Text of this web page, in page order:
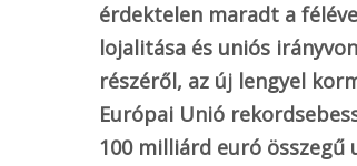
érdektelen maradt a
lojalitása és uniós
részéről, az új lengyel
Európai Unió
100 milliárd euró összegű